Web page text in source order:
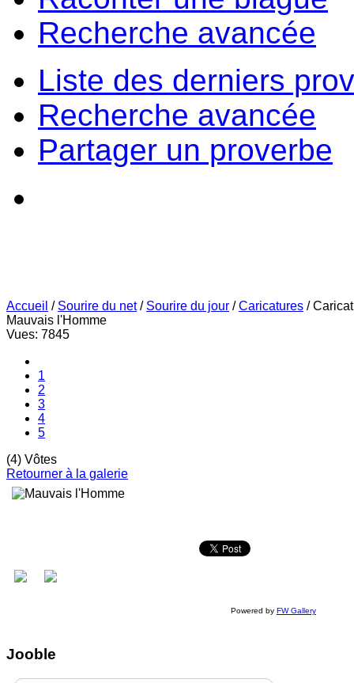
Recherche avancée
Liste des derniers
Recherche avancée
Partager un proverbe
Accueil / Sourire du net / Sourire du jour /Caricatures /
Mauvais l'Homme
Vues: 7845
1
2
3
4
5
(4) Vôtes
Retourner à la galerie
Powered by FW Gallery
Jooble